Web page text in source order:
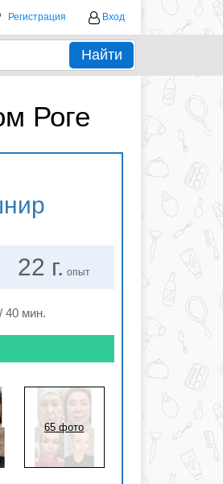
Регистрация Вход
Найти
Роге
22 г. опыт
40 мин.
65 фото